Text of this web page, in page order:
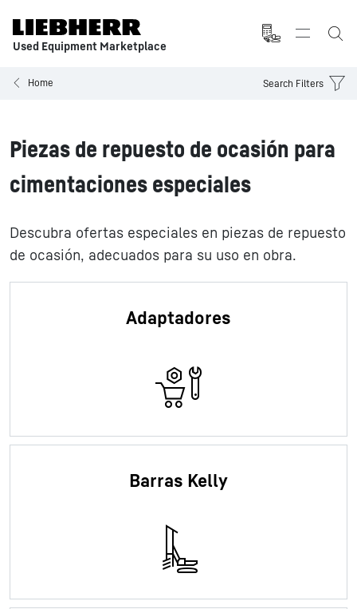
Used Equipment Marketplace
Home Search Filters
Piezas de repuesto de ocasión para
cimentaciones especiales
Descubra ofertas especiales en piezas de repuesto
de ocasión, adecuados para su uso en obra.
Adaptadores
Barras Kelly